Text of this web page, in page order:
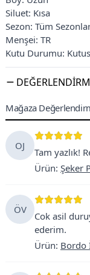
Siluet: Kısa
Sezon: Tüm
Menşei: TR
Kutu Durumu:
Mağaza
OJ
Tam yazlık!
Ürün: Şeker
ÖV
Cok asil
ederim.
Ürün: Bordo